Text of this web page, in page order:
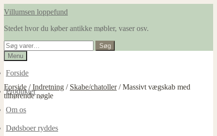
Spring
navigation
Spring
indhold
Villumsen loppefund
Stedet hvor du køber antikke møbler, vaser osv.
Søg
efter:
Søg
Menu
Forside
Produkter
Om os
Dødsboer ryddes
Forside /Indretning / Skabe/chatoller/Massivt vægskab med
tilhørende nøgle